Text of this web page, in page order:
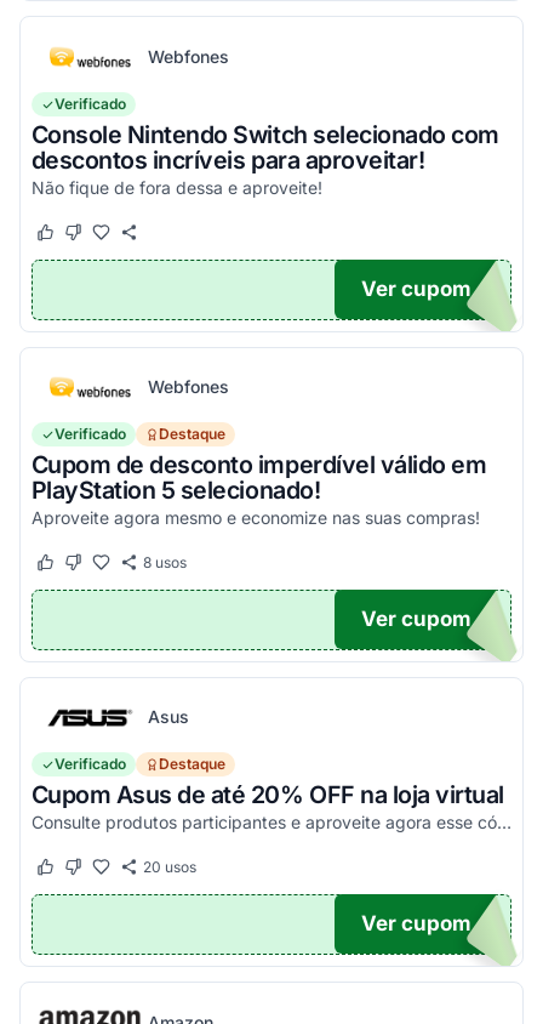
Webfones
Verificado
Console Nintendo Switch selecionado com
descontos incríveis para aproveitar!
Não fique de fora dessa e aproveite!
Este cupom funcionou
Este cupom não funcionou
O100
Ver cupom
Webfones
Verificado Destaque
Cupom de desconto imperdível válido em
PlayStation 5 selecionado!
Aproveite agora mesmo e economize nas suas compras!
Este cupom funcionou
Este cupom não funcionou
8usos
O100
Ver cupom
Asus
Verificado Destaque
Cupom Asus de até 20% OFF na loja virtual
Consulte produtos participantes e aproveite agora esse código promocional!
Este cupom funcionou
Este cupom não funcionou
20 usos
20
Ver cupom